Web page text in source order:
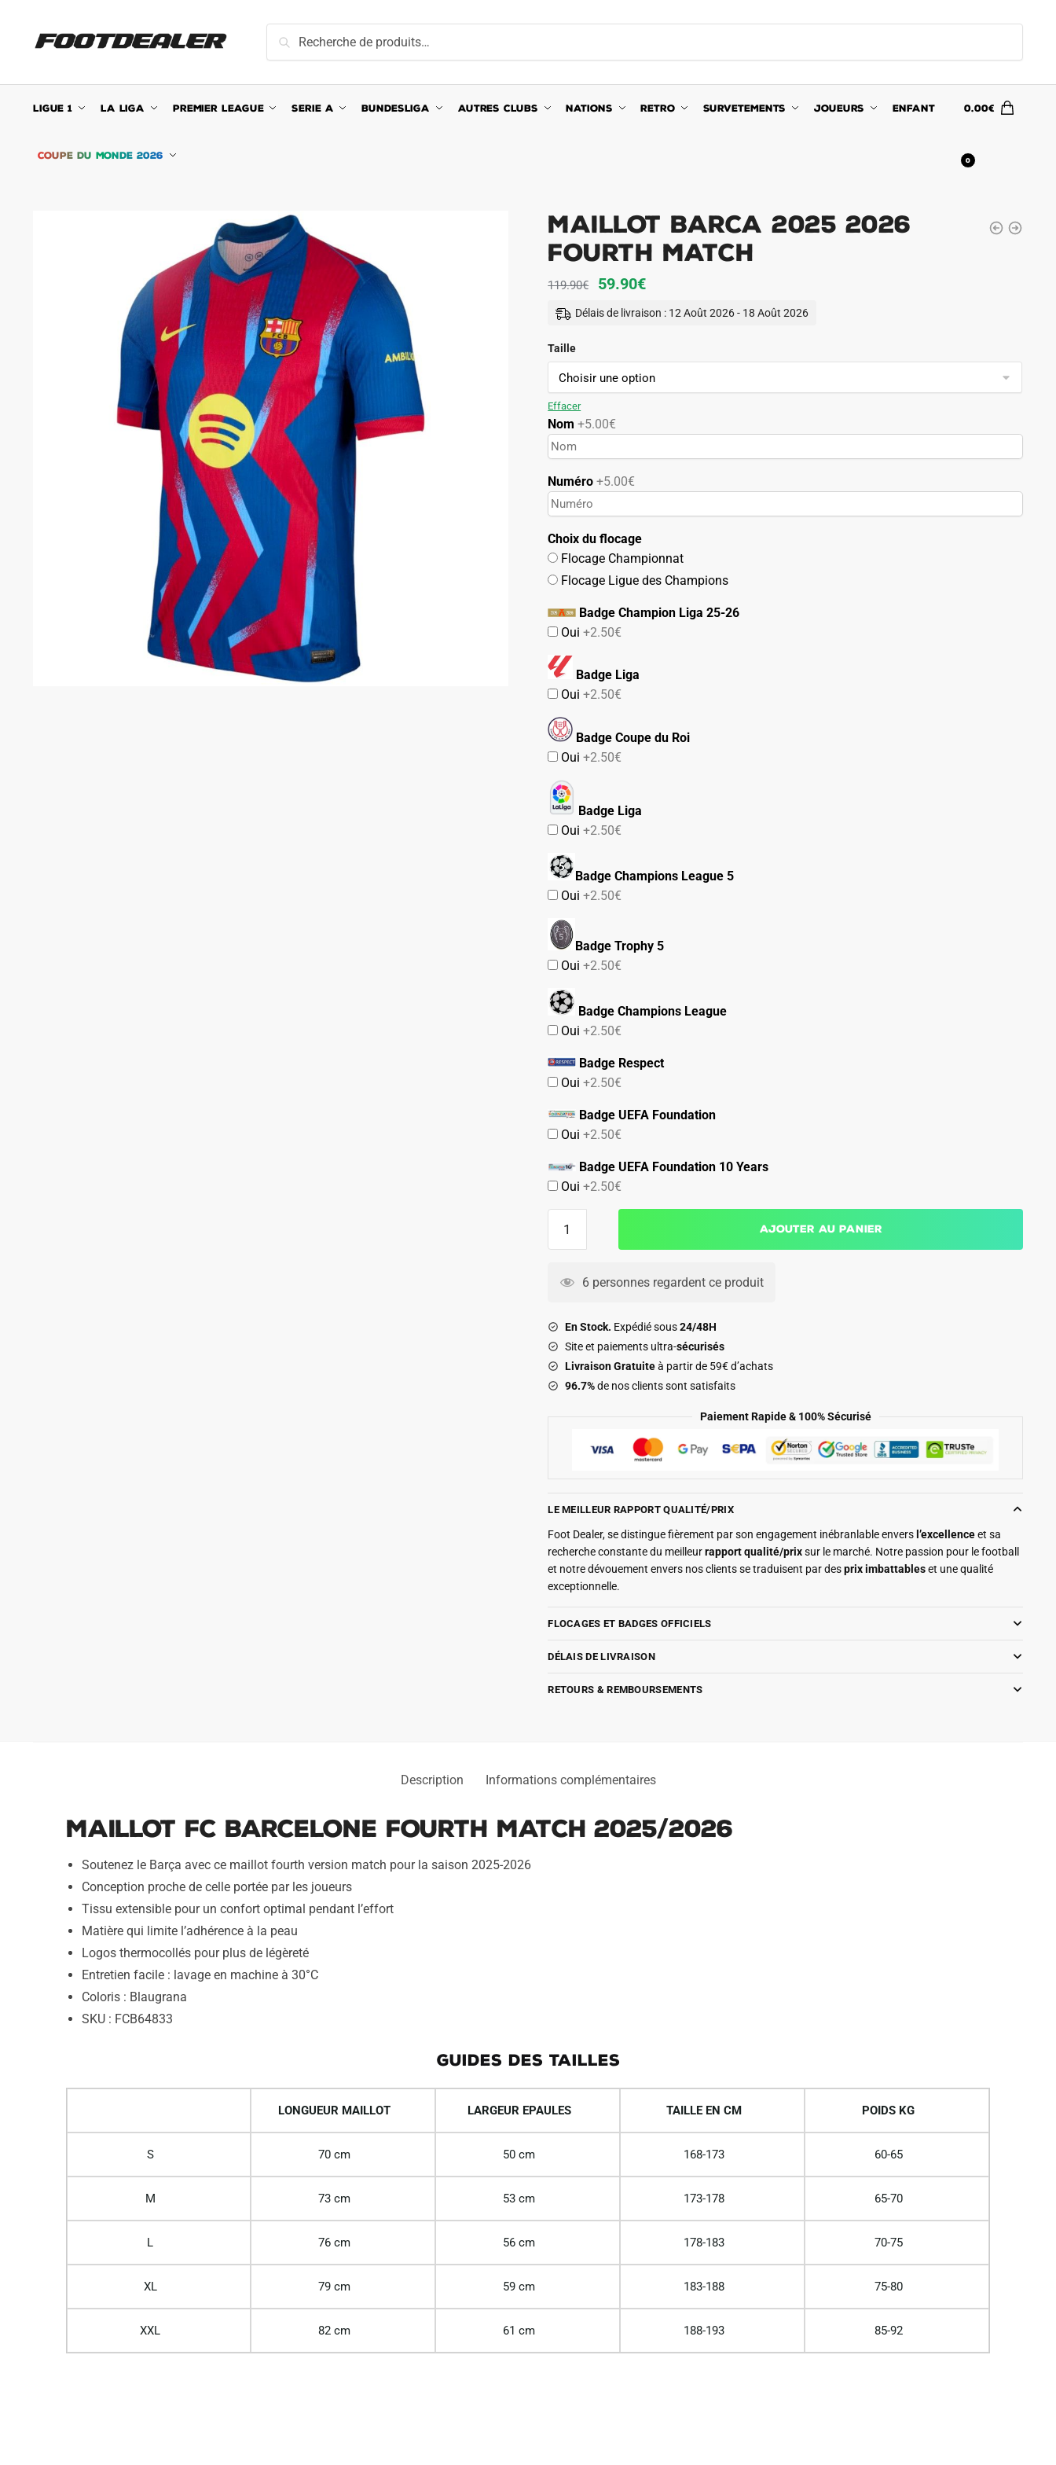
navigation
content
pour :
Recherche
LIGUE 1 LA LIGA PREMIER LEAGUE SERIE A BUNDESLIGA AUTRES CLUBS NATIONS RETRO SURVETEMENTS JOUEURS ENFANT
COUPE DU MONDE 2026
0.00€
0
Maillot Barca 2025 2026
Fourth Match
119.90€
Le
prix
119.90€.
59.90€Le
59.90€.
Délais de livraison : 12 Août 2026 - 18 Août 2026
Taille
Effacer
Nom +5.00€
Numéro+5.00€
Choix du flocage
Flocage Championnat
Flocage Ligue des Champions
Badge Champion Liga 25-26
Oui+2.50€
Badge Liga
Oui+2.50€
Badge Coupe du Roi
Oui+2.50€
Badge Liga
Oui+2.50€
Badge Champions League 5
Oui+2.50€
Badge Trophy 5
Oui+2.50€
Badge Champions League
Oui+2.50€
Badge Respect
Oui+2.50€
Badge UEFA Foundation
Oui+2.50€
Badge UEFA Foundation 10 Years
Oui+2.50€
Barca
Fourth
Match
Ajouter au panier
6 personnes regardent ce produit
En Stock. Expédié sous24/48H
Site et paiements ultra-sécurisés
Livraison Gratuiteà partir de 59€ d’achats
96.7%de nos clients sont satisfaits
Paiement Rapide & 100% Sécurisé
LE MEILLEUR RAPPORT QUALITÉ/PRIX
Foot Dealer, se distingue fièrement par son engagement inébranlable envers l’excellenceet sa
recherche constante du meilleurrapport qualité/prixsur le marché. Notre passion pour le football
et notre dévouement envers nos clients se traduisent par desprix imbattableset une qualité
exceptionnelle.
FLOCAGES ET BADGES OFFICIELS
DÉLAIS DE LIVRAISON
RETOURS & REMBOURSEMENTS
Description Informations complémentaires
Maillot FC Barcelone Fourth Match 2025/2026
Soutenez le Barça avec ce maillot fourth version match pour la saison 2025-2026
Conception proche de celle portée par les joueurs
Tissu extensible pour un confort optimal pendant l’effort
Matière qui limite l’adhérence à la peau
Logos thermocollés pour plus de légèreté
Entretien facile : lavage en machine à 30°C
Coloris : Blaugrana
SKU : FCB64833
GUIDES DES TAILLES
LONGUEUR MAILLOT LARGEUR EPAULES TAILLE EN CM POIDS KG
S 70 cm 50 cm 168-173 60-65
M 73 cm 53 cm 173-178 65-70
L 76 cm 56 cm 178-183 70-75
XL 79 cm 59 cm 183-188 75-80
XXL 82 cm 61 cm 188-193 85-92